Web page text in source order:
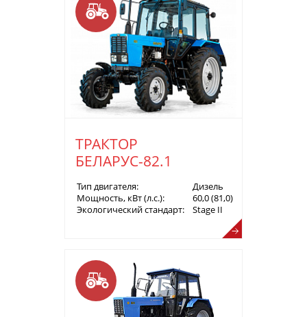
ТРАКТОР
БЕЛАРУС-82.1
Тип двигателя:
Дизель
Мощность, кВт (л.с.):
60,0 (81,0)
Экологический стандарт:
Stage II